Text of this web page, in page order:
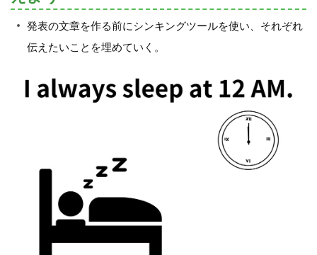
発表の文章を作る前にシンキングツールを使い、それぞれ
伝えたいことを埋めていく。